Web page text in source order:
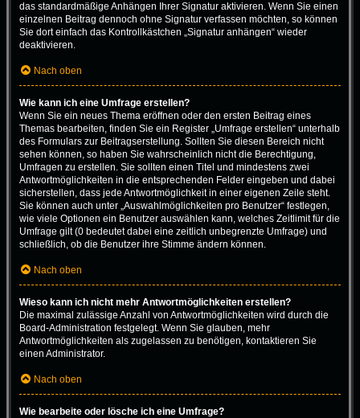
das standardmäßige Anhängen Ihrer Signatur aktivieren. Wenn Sie einen
einzelnen Beitrag dennoch ohne Signatur verfassen möchten, so können
Sie dort einfach das Kontrollkästchen „Signatur anhängen“ wieder
deaktivieren.
Nach oben
Wie kann ich eine Umfrage erstellen?
Wenn Sie ein neues Thema eröffnen oder den ersten Beitrag eines
Themas bearbeiten, finden Sie ein Register „Umfrage erstellen“ unterhalb
des Formulars zur Beitragserstellung. Sollten Sie diesen Bereich nicht
sehen können, so haben Sie wahrscheinlich nicht die Berechtigung,
Umfragen zu erstellen. Sie sollten einen Titel und mindestens zwei
Antwortmöglichkeiten in die entsprechenden Felder eingeben und dabei
sicherstellen, dass jede Antwortmöglichkeit in einer eigenen Zeile steht.
Sie können auch unter „Auswahlmöglichkeiten pro Benutzer“ festlegen,
wie viele Optionen ein Benutzer auswählen kann, welches Zeitlimit für die
Umfrage gilt (0 bedeutet dabei eine zeitlich unbegrenzte Umfrage) und
schließlich, ob die Benutzer ihre Stimme ändern können.
Nach oben
Wieso kann ich nicht mehr Antwortmöglichkeiten erstellen?
Die maximal zulässige Anzahl von Antwortmöglichkeiten wird durch die
Board-Administration festgelegt. Wenn Sie glauben, mehr
Antwortmöglichkeiten als zugelassen zu benötigen, kontaktieren Sie
einen Administrator.
Nach oben
Wie bearbeite oder lösche ich eine Umfrage?